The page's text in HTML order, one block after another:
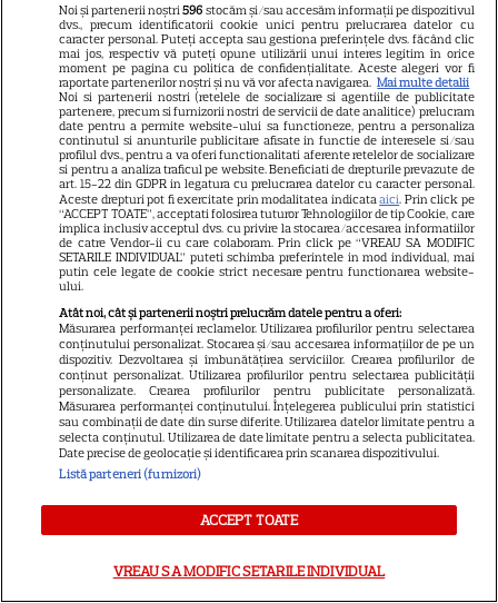
NUMĂRUL CURENT
ABONEAZA-TE LA REVISTĂ
Libertatea
Libertatea pentru femei
Știri mondene
Avantaje
Elle
Unica
Retete practice
URMĂREȘTE-NE PE
Noi și partenerii noștri596 stocăm și/sau accesăm informații pe dispozitivul
dvs., precum identificatorii cookie unici pentru prelucrarea datelor cu
caracter personal. Puteți accepta sau gestiona preferințele dvs. făcând clic
mai jos, respectiv vă puteți opune utilizării unui interes legitim în orice
moment pe pagina cu politica de confidențialitate. Aceste alegeri vor fi
raportate partenerilor noștri și nu vă vor afecta navigarea. Mai multe detalii
Noi si partenerii nostri (retelele de socializare si agentiile de publicitate
partenere, precum si furnizorii nostri de servicii de date analitice) prelucram
date pentru a permite website-ului sa functioneze, pentru a personaliza
continutul si anunturile publicitare afisate in functie de interesele si/sau
profilul dvs., pentru a va oferi functionalitati aferente retelelor de socializare
si pentru a analiza traficul pe website. Beneficiati de drepturile prevazute de
art. 15-22 din GDPR in legatura cu prelucrarea datelor cu caracter personal.
Aceste drepturi pot fi exercitate prin modalitatea indicataaici. Prin click pe
“ACCEPT TOATE”, acceptati folosirea tuturor Tehnologiilor de tip Cookie, care
implica inclusiv acceptul dvs. cu privire la stocarea/accesarea informatiilor
de catre Vendor-ii cu care colaboram. Prin click pe “VREAU SA MODIFIC
SETARILE INDIVIDUAL” puteti schimba preferintele in mod individual, mai
putin cele legate de cookie strict necesare pentru functionarea website-
ului.
Atât noi, cât și partenerii noștri prelucrăm datele pentru a oferi:
Măsurarea performanței reclamelor. Utilizarea profilurilor pentru selectarea
conținutului personalizat. Stocarea și/sau accesarea informațiilor de pe un
dispozitiv. Dezvoltarea și îmbunătățirea serviciilor. Crearea profilurilor de
conținut personalizat. Utilizarea profilurilor pentru selectarea publicității
personalizate. Crearea profilurilor pentru publicitate personalizată.
Măsurarea performanței conținutului. Înțelegerea publicului prin statistici
sau combinații de date din surse diferite. Utilizarea datelor limitate pentru a
selecta conținutul. Utilizarea de date limitate pentru a selecta publicitatea.
Date precise de geolocație și identificarea prin scanarea dispozitivului.
Listă parteneri (furnizori)
ACCEPT TOATE
VREAU SA MODIFIC SETARILE INDIVIDUAL